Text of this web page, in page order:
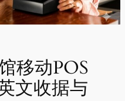
移动POS
文收据与